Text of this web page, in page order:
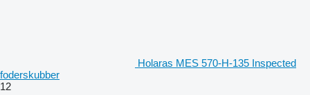
Holaras MES 570-H-135 Inspected
foderskubber
12